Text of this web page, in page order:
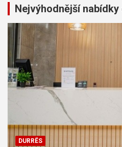
Nejvýhodnější
DURRËS